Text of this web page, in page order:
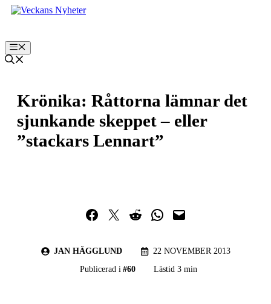
Hoppa
Meny
Krönika: Råttorna lämnar det
sjunkande skeppet – eller
”stackars Lennart”
Dela på Facebook
Dela på TwitterDela på RedditDela i WhatsApp
Maila en länk
JAN HÄGGLUND
22 NOVEMBER 2013
Publicerad i #60 Lästid 3 min